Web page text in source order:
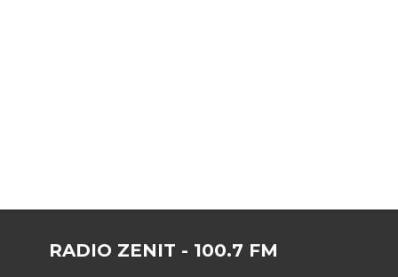
RADIO ZENIT - 100.7 FM